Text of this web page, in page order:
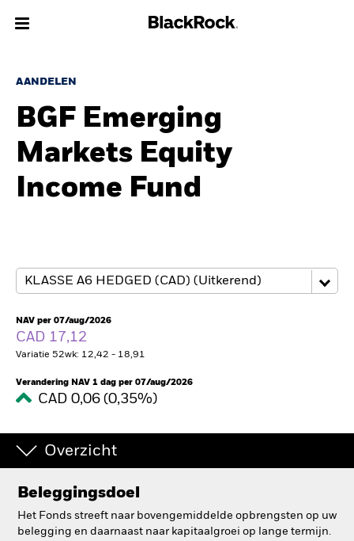
Over Ons
Producten
Thema's
Inzichten
Particulieren
Nederland
Change location
BlackRock
Aladdin
Ons bedrijf
AANDELEN
BGF Emerging
Markets Equity
Income Fund
NAV per 07/aug/2026
CAD 17,12
Variatie 52wk: 12,42 - 18,91
Verandering NAV 1 dag per 07/aug/2026
CAD 0,06 (0,35%)
Overzicht
Beleggingsdoel
Het Fonds streeft naar bovengemiddelde opbrengsten op uw
belegging en daarnaast naar kapitaalgroei op lange termijn.